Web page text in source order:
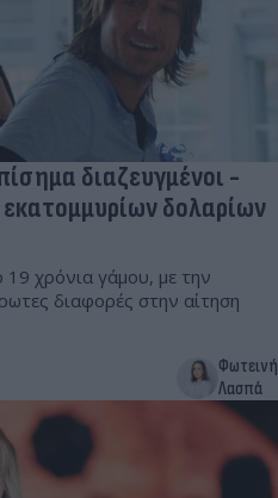
διαζευγμένοι -
δολαρίων
χρόνια γάμου, με την
διαφορές στην αίτηση
Φωτεινή
Λασπά